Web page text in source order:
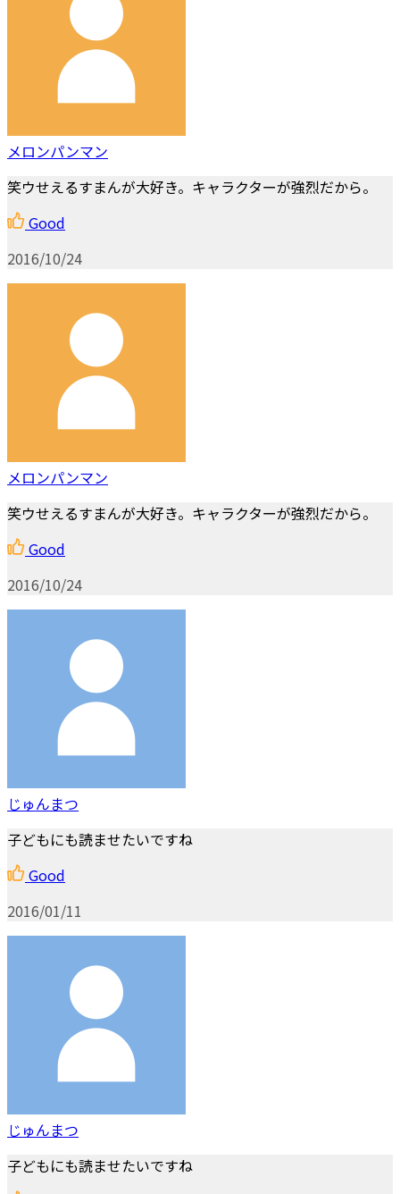
メロンパンマン
笑ウせえるすまんが大好き。キャラクターが強烈だから。
Good
2016/10/24
メロンパンマン
笑ウせえるすまんが大好き。キャラクターが強烈だから。
Good
2016/10/24
じゅんまつ
子どもにも読ませたいですね
Good
2016/01/11
じゅんまつ
子どもにも読ませたいですね